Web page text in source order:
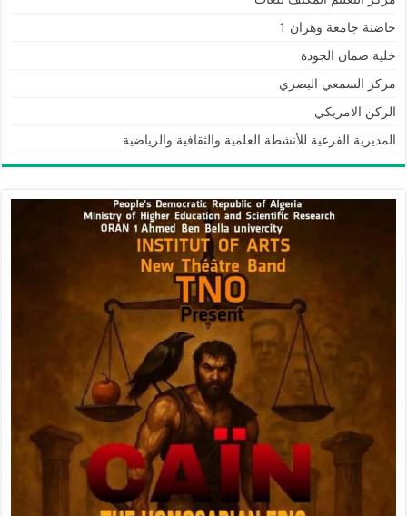
حاضنة جامعة وهران 1
خلية ضمان الجودة
مركز السمعي البصري
الركن الامريكي
المديرية الفرعية للأنشطة العلمية والثقافية والرياضية